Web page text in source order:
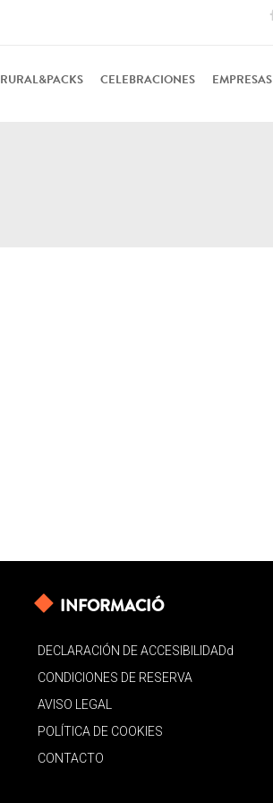
RURAL&PACKS CELEBRACIONES EMPRESAS
INFORMACIÓ
DECLARACIÓN DE ACCESIBILIDADd
CONDICIONES DE RESERVA
AVISO LEGAL
POLÍTICA DE COOKIES
CONTACTO